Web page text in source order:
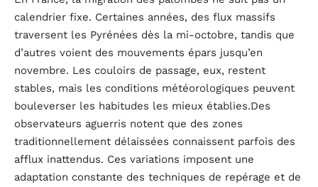
calendrier fixe. Certaines années, des flux massifs
traversent les Pyrénées dès la mi-octobre, tandis que
d’autres voient des mouvements épars jusqu’en
novembre. Les couloirs de passage, eux, restent
stables, mais les conditions météorologiques peuvent
bouleverser les habitudes les mieux établies.Des
observateurs aguerris notent que des zones
traditionnellement délaissées connaissent parfois des
afflux inattendus. Ces variations imposent une
adaptation constante des techniques de repérage et de